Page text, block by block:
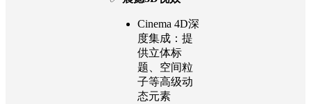
Cinema 4D深
度集成：提
供立体标
题、空间粒
子等高级动
态元素